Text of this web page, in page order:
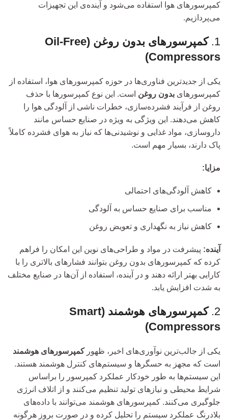
کمپرسورهای هوا استفاده می‌شود و آینده‌ی این تجهیزات
می‌پردازیم.
1.
کمپرسورهای بدون روغن (Oil-Free
Compressors)
یکی از جدیدترین فناوری‌ها در حوزه کمپرسورهای هوا، استفاده از
کمپرسورهای بدون روغن است. این نوع کمپرسورها با حذف
روغن از فرآیند فشرده‌سازی، خطرات ناشی از آلودگی هوا را
کاهش می‌دهند. این ویژگی به ویژه در صنایع حساس مانند
داروسازی، مواد غذایی و نوشیدنی‌ها که نیاز به هوای فشرده کاملاً
پاک دارند، بسیار مهم است.
مزایا:
کاهش آلودگی‌های احتمالی
مناسب برای صنایع حساس به آلودگی
کاهش نیاز به نگهداری و تعویض روغن
آینده: پیشرفت در مواد و طراحی‌های نوین این امکان را فراهم
کرده که کمپرسورهای بدون روغن بتوانند فشارهای بالاتری را با
کارایی بهتر ارائه دهند و در آینده، استفاده از آن‌ها در صنایع مختلف
به شدت افزایش یابد.
2.
کمپرسورهای هوشمند (Smart
Compressors)
یکی از جالب‌ترین نوآوری‌های اخیر، ظهورکمپرسورهای هوشمند
است که مجهز به حسگرها و سیستم‌های کنترل هوشمند هستند.
این سیستم‌ها به طور خودکار عملکرد کمپرسور را براساس
شرایط محیطی و نیازهای تولید تنظیم می‌کنند و از اتلاف انرژی
جلوگیری می‌کنند. کمپرسورهای هوشمند می‌توانند با داده‌های
بلادرنگ عملکرد سیستم را تحلیل کرده و در صورت بروز هرگونه